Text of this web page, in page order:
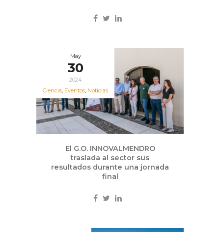
May
30
2024
Ciencia, Eventos, Noticias
El G.O. INNOVALMENDRO
traslada al sector sus
resultados durante una jornada
final